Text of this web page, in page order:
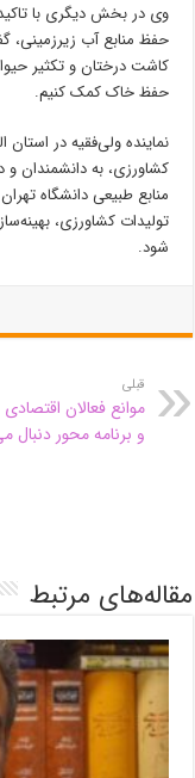
وی در بخش دیگری با
حفظ منابع آب زیرزمینی،
کاشت درختان و تکثیر
حفظ خاک کمک کنیم.
نماینده ولی‌فقیه در استان
کشاورزی، به دانشمندان
منابع طبیعی دانشگاه
تولیدات کشاورزی،
شود.
قبلی
موانع فعالان
و برنامه محور دنبال
مقاله‌های مرتبط